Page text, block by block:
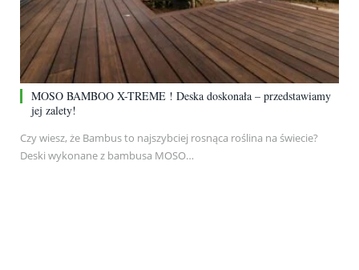
MOSO BAMBOO X-TREME ! Deska doskonała – przedstawiamy
jej zalety!
Czy wiesz, że Bambus to najszybciej rosnąca roślina na świecie?
Deski wykonane z bambusa MOSO…